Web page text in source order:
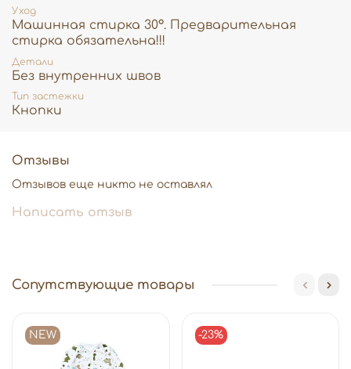
Уход
Машинная стирка 30°. Предварительная
стирка обязательна!!!
Детали
Без внутренних швов
Тип застежки
Кнопки
Отзывы
Отзывов еще никто не оставлял
Написать отзыв
Сопутствующие товары
NEW -23%